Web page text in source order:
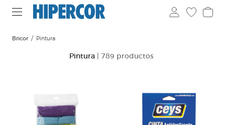
Bricor Pintura
Pintura | 789 productos